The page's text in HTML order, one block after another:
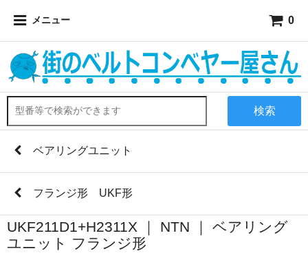
メニュー 0
検索
ベアリングユニット
フランジ形 UKF形
UKF211D1+H2311X ｜ NTN ｜ ベアリング
ユニット フランジ形